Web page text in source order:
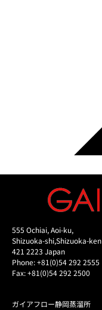
555 Ochiai, Aoi-ku,
Shizuoka-shi,Shizuoka-ken
421 2223 Japan
Phone: +81(0)54 292 2555
Fax: +81(0)54 292 2500
ガイアフロー静岡蒸溜所